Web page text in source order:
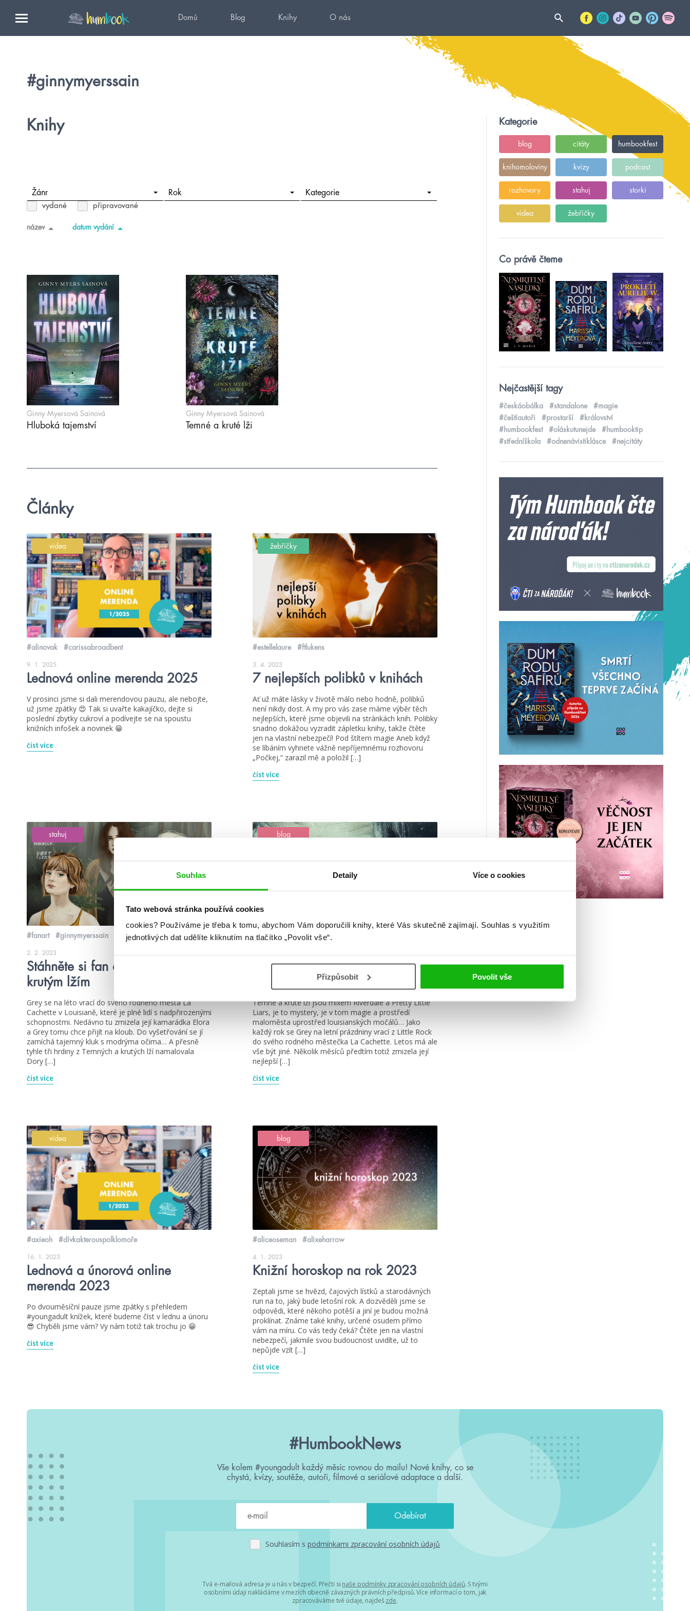
Souhlas Detaily Více o cookies
Tato webová stránka používá cookies
cookies? Používáme je třeba k tomu, abychom Vám doporučili knihy, které Vás skutečně zajímají. Souhlas s využitím
jednotlivých dat udělíte kliknutím na tlačítko „Povolit vše“.
Přizpůsobit Povolit vše
Domů Blog Knihy O nás
#ginnymyerssain
Knihy
Žánr Rok Kategorie
vydané připravované
název datum vydání
Ginny Myersová Sainová
Hluboká tajemství
Ginny Myersová Sainová
Temné a kruté lži
Články
videa
#alinovak #carissabroadbent
9. 1. 2025
Lednová online merenda 2025
V prosinci jsme si dali merendovou pauzu, ale nebojte,
už jsme zpátky 😍 Tak si uvařte kakajíčko, dejte si
poslední zbytky cukroví a podívejte se na spoustu
knižních infošek a novinek 😁
číst více
žebříčky
#estellelaure #ftlukens
3. 4. 2023
7 nejlepších polibků v knihách
Ať už máte lásky v životě málo nebo hodně, polibků
není nikdy dost. A my pro vás zase máme výběr těch
nejlepších, které jsme objevili na stránkách knih. Polibky
snadno dokážou vyzradit zápletku knihy, takže čtěte
jen na vlastní nebezpečí! Pod štítem magie Aneb když
se líbáním vyhnete vážně nepříjemnému rozhovoru
„Počkej,“ zarazil mě a položil […]
číst více
stahuj
#fanart #ginnymyerssain
2. 2. 2023
Stáhněte si fan art k Temným a
krutým lžím
Grey se na léto vrací do svého rodného města La
Cachette v Louisianě, které je plné lidí s nadpřirozenými
schopnostmi. Nedávno tu zmizela její kamarádka Elora
a Grey tomu chce přijít na kloub. Do vyšetřování se jí
zamíchá tajemný kluk s modrýma očima… A přesně
tyhle tři hrdiny z Temných a krutých lží namalovala
Dory […]
číst více
blog
#ginnymyerssain #temnéakrutélži
Sledoval ji! Divný soused, nebo
spřízněná duše?
Temné a kruté lži jsou mixem Riverdale a Pretty Little
Liars, je to mystery, je v tom magie a prostředí
maloměsta uprostřed louisianských močálů… Jako
každý rok se Grey na letní prázdniny vrací z Little Rock
do svého rodného městečka La Cachette. Letos má ale
vše být jiné. Několik měsíců předtím totiž zmizela její
nejlepší […]
číst více
videa
#axieoh #dívkakterouspolklomoře
16. 1. 2023
Lednová a únorová online
merenda 2023
Po dvouměsíční pauze jsme zpátky s přehledem
#youngadult knížek, které budeme číst v lednu a únoru
😎 Chyběli jsme vám? Vy nám totiž tak trochu jo 😁
číst více
blog
#aliceoseman #alixeharrow
4. 1. 2023
Knižní horoskop na rok 2023
Zeptali jsme se hvězd, čajových lístků a starodávných
run na to, jaký bude letošní rok. A dozvěděli jsme se
odpovědi, které někoho potěší a jiní je budou možná
proklínat. Známe také knihy, určené osudem přímo
vám na míru. Co vás tedy čeká? Čtěte jen na vlastní
nebezpečí, jakmile svou budoucnost uvidíte, už to
nepůjde vzít […]
číst více
Kategorie
blog citáty humbookfest
knihomoloviny kvízy podcast
rozhovory stahuj storki
videa žebříčky
Co právě čteme
Nejčastější tagy
#českáobálka #standalone
#magie
#češtíautoři
#prostarší
#království
#humbookfest
#oláskutunejde
#humbooktip
#středníškola
#odnenávistiklásce #nejcitáty
#HumbookNews
Vše kolem #youngadult každý měsíc rovnou do mailu! Nové knihy, co se
chystá, kvízy, soutěže, autoři, filmové a seriálové adaptace a další.
Souhlasím s podmínkami zpracování osobních údajů
Tvá e-mailová adresa je u nás v bezpečí. Přečti si naše podmínky zpracování osobních údajů. S tvými
osobními údaji nakládáme v mezích obecně závazných právních předpisů. Více informací o tom, jak
zpracováváme tvé údaje, najdeš zde.